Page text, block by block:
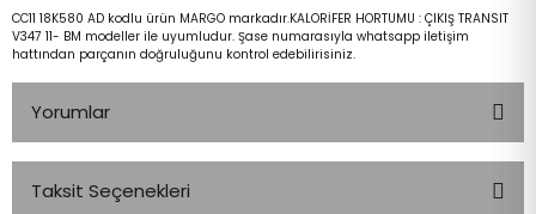
CC11 18K580 AD kodlu ürün MARGO markadır.KALORİFER HORTUMU : ÇIKIŞ TRANSIT
V347 11- BM modeller ile uyumludur. Şase numarasıyla whatsapp iletişim
hattından parçanın doğruluğunu kontrol edebilirisiniz.
Yorumlar
Taksit Seçenekleri